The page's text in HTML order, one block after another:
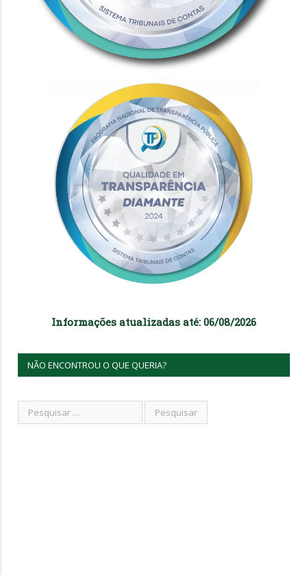
Informações atualizadas até: 06/08/2026
NÃO ENCONTROU O QUE QUERIA?